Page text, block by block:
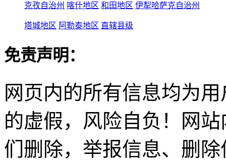
克孜自治州 喀什地区 和田地区 伊犁哈萨克自治州
塔城地区 阿勒泰地区 直辖县级
免责声明：
网页内的所有信息均为
的虚假，风险自负！网
们删除，举报信息、删